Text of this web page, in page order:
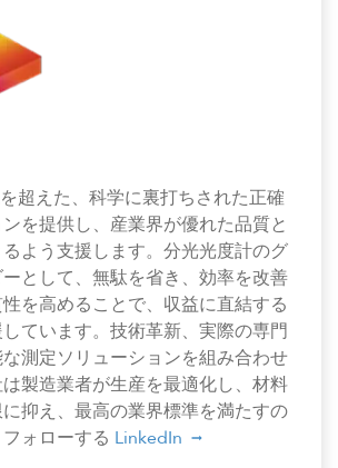
超えた、科学に裏打ちされた正確
を提供し、産業界が優れた品質と
よう支援します。分光光度計のグ
として、無駄を省き、効率を改善
を高めることで、収益に直結する
ています。技術革新、実際の専門
測定ソリューションを組み合わせ
製造業者が生産を最適化し、材料
抑え、最高の業界標準を満たすの
ォローする LinkedIn